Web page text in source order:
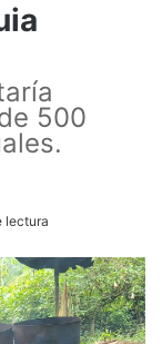
500
lectura